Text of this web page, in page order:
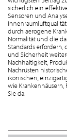
sicherlich ein
Sensoren und
durch aerogene
Normalität und die
Standards erfordern,
und Sicherheit
Nachhaltigkeit,
Nachrüsten
ikonischen,
wie
Sie da.